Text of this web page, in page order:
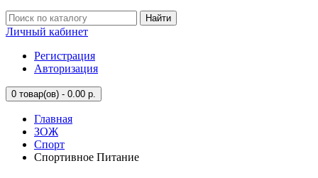
Найти
Личный кабинет
Регистрация
Авторизация
0 товар(ов) - 0.00 р.
Главная
ЗОЖ
Спорт
Спортивное Питание